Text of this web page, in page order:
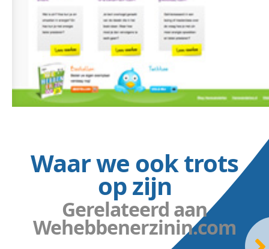
Waar we ook trots
op zijn
Gerelateerd aan
Wehebbenerzinin.com